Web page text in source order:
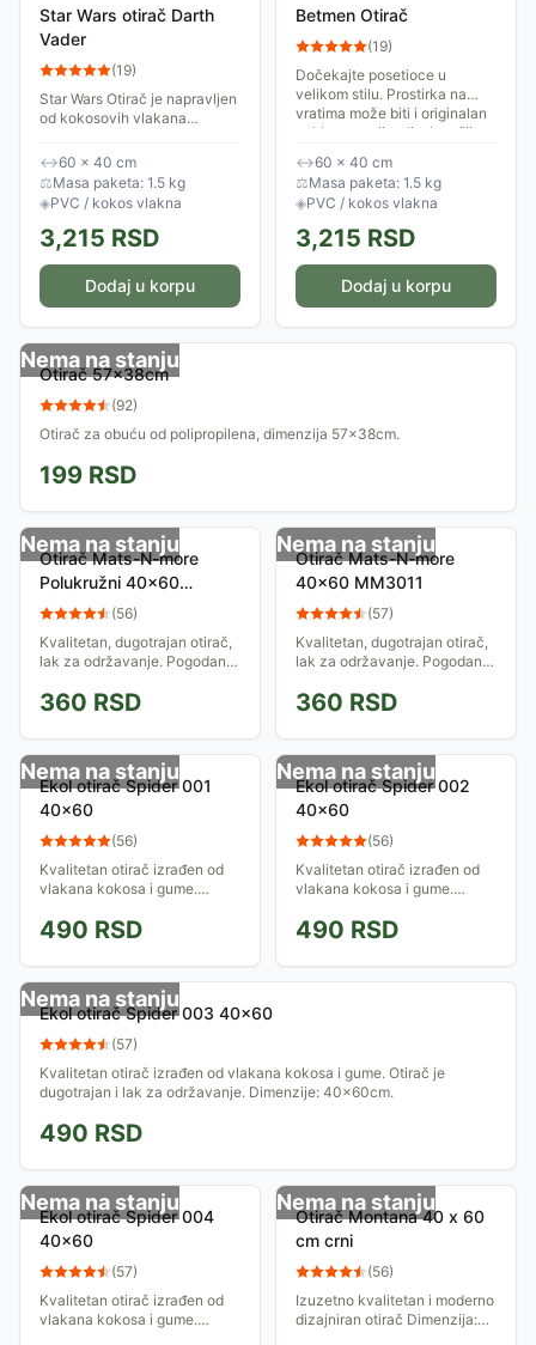
Star Wars otirač Darth
Vader
(19)
Star Wars Otirač je napravljen
od kokosovih vlakana
podlogu. Dimenzije: 60 x 40
cm.
↔60 × 40 cm
⚖Masa paketa: 1.5 kg
◈PVC / kokos vlakna
3,215 RSD
Dodaj u korpu
Betmen Otirač
(19)
Dočekajte posetioce u
velikom stilu. Prostirka na
vratima može biti i originalan
poklon za prijatelje, komšije u
x...
↔60 × 40 cm
⚖Masa paketa: 1.5 kg
◈PVC / kokos vlakna
3,215 RSD
Dodaj u korpu
Nema na stanju
Otirač 57x38cm
(92)
Otirač za obuću od polipropilena, dimenzija 57x38cm.
199 RSD
Nema na stanju
Otirač Mats-N-more
Polukružni 40x60
MMA52 (56)
Kvalitetan, dugotrajan otirač,
lak za održavanje. Pogodan
Dimenzije: 40x60cm.
360 RSD
Nema na stanju
Otirač Mats-N-more
40x60 MM3011
(57)
Kvalitetan, dugotrajan otirač,
lak za održavanje. Pogodan
Dimenzije: 40x60cm.
360 RSD
Nema na stanju
Ekol otirač Spider 001
40x60
(56)
Kvalitetan otirač izrađen od
vlakana kokosa i gume.
održavanje. Dimenzije:
490 RSD
Nema na stanju
Ekol otirač Spider 002
40x60
(56)
Kvalitetan otirač izrađen od
vlakana kokosa i gume.
održavanje. Dimenzije:
490 RSD
Nema na stanju
Ekol otirač Spider 003 40x60
(57)
Kvalitetan otirač izrađen od vlakana kokosa i gume. Otirač je
dugotrajan i lak za održavanje. Dimenzije: 40x60cm.
490 RSD
Nema na stanju
Ekol otirač Spider 004
40x60
(57)
Kvalitetan otirač izrađen od
vlakana kokosa i gume.
Nema na stanju
Otirač Montana 40 x 60
cm crni
(56)
Izuzetno kvalitetan i moderno
dizajniran otirač Dimenzija: